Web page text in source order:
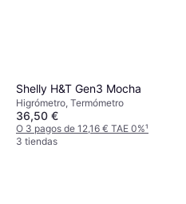
Shelly H&T Gen3 Mocha
Higrómetro, Termómetro
36,50 €
O 3 pagos de 12,16 € TAE 0%¹
3 tiendas